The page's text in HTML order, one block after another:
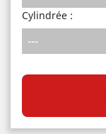
Cylindrée :